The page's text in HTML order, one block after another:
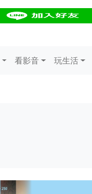
看影音 玩生活